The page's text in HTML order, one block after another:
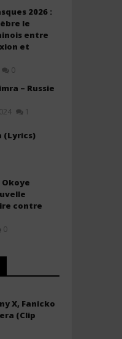
(Letra/Lyrics)
janvier
2026 :
le
entre
et
0
– Russie
1
(Lyrics)
Okoye
contre
0
X, Fanicko
(Clip